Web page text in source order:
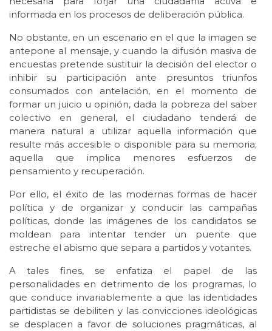
informada en los procesos de deliberación pública.
No obstante, en un escenario en el que la imagen se
antepone al mensaje, y cuando la difusión masiva de
encuestas pretende sustituir la decisión del elector o
inhibir su participación ante presuntos triunfos
consumados con antelación, en el momento de
formar un juicio u opinión, dada la pobreza del saber
colectivo en general, el ciudadano tenderá de
manera natural a utilizar aquella información que
resulte más accesible o disponible para su memoria;
aquella que implica menores esfuerzos de
pensamiento y recuperación.
Por ello, el éxito de las modernas formas de hacer
política y de organizar y conducir las campañas
políticas, donde las imágenes de los candidatos se
moldean para intentar tender un puente que
estreche el abismo que separa a partidos y votantes.
A tales fines, se enfatiza el papel de las
personalidades en detrimento de los programas, lo
que conduce invariablemente a que las identidades
partidistas se debiliten y las convicciones ideológicas
se desplacen a favor de soluciones pragmáticas, al